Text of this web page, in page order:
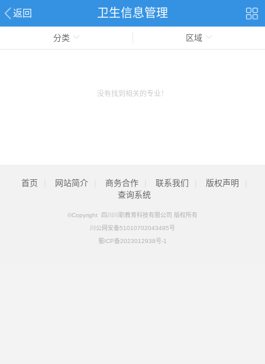
返回 卫生信息管理
分类 区域
没有找到相关的专业！
首页 网站简介 商务合作 联系我们 版权声明
查询系统
©Copyright 四川川职教育科技有限公司 版权所有
川公网安备51010702043495号
蜀ICP备2023012938号-1